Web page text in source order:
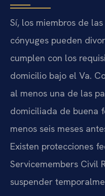
Sí, los miembros de
cónyuges pueden
cumplen con los
domicilio bajo el Va.
al menos una de las
domiciliada de buena
menos seis meses
Existen protecciones
Servicemembers Civil
suspender